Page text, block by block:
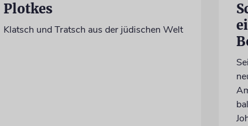
Plotkes
Klatsch und Tratsch aus der jüdischen Welt